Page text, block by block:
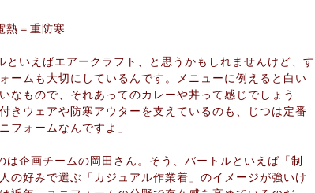
熱＝重防寒
といえばエアークラフト、と思うかもしれませんけど、す
ームも大切にしているんです。メニューに例えると白い
なもので、それあってのカレーや丼って感じでしょう
きウェアや防寒アウターを支えているのも、じつは定番
フォームなんですよ」
は企画チームの岡田さん。そう、バートルといえば「制
の好みで選ぶ「カジュアル作業着」のイメージが強いけ